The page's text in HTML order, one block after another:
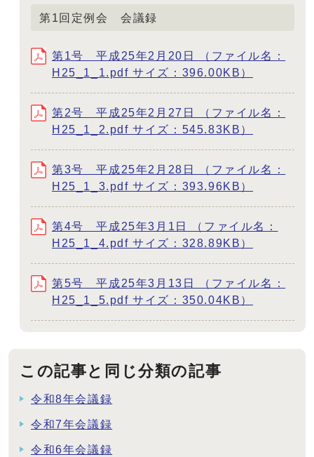
第1回定例会 会議録
第1号 平成25年2月20日 （ファイル名：
H25_1_1.pdf サイズ：396.00KB）
第2号 平成25年2月27日 （ファイル名：
H25_1_2.pdf サイズ：545.83KB）
第3号 平成25年2月28日 （ファイル名：
H25_1_3.pdf サイズ：393.96KB）
第4号 平成25年3月1日 （ファイル名：
H25_1_4.pdf サイズ：328.89KB）
第5号 平成25年3月13日 （ファイル名：
H25_1_5.pdf サイズ：350.04KB）
この記事と同じ分類の記事
令和8年会議録
令和7年会議録
令和6年会議録